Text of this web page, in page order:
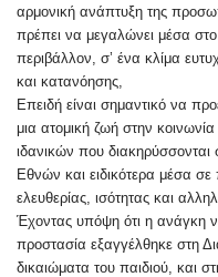
αρμονική ανάπτυξη της
πρέπει να μεγαλώνει μέσα στο
περιβάλλον, σ’ ένα κλίμα
και κατανόησης,
Επειδή είναι σημαντικό να
μια ατομική ζωή στην
ιδανικών που διακηρύσσονται
Εθνών και ειδικότερα μέσα
ελευθερίας, ισότητας και
Έχοντας υπόψη ότι η ανάγκη
προστασία εξαγγέλθηκε στη
δικαιώματα του παιδιού, και